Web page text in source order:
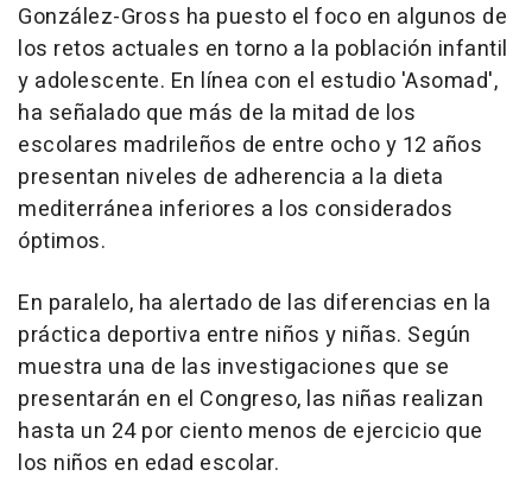
González-Gross ha puesto el foco en algunos de
los retos actuales en torno a la población infantil
y adolescente. En línea con el estudio 'Asomad',
ha señalado que más de la mitad de los
escolares madrileños de entre ocho y 12 años
presentan niveles de adherencia a la dieta
mediterránea inferiores a los considerados
óptimos.
En paralelo, ha alertado de las diferencias en la
práctica deportiva entre niños y niñas. Según
muestra una de las investigaciones que se
presentarán en el Congreso, las niñas realizan
hasta un 24 por ciento menos de ejercicio que
los niños en edad escolar.